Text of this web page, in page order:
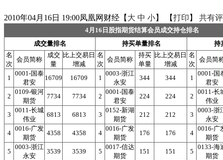
2010年04月16日 19:00凤凰网财经 【 大 中 小】 【打印 】 共有
4月16日股指期货结算会员成交持仓排名
成交量排名
持买单量排名
持
名
次
会员简称
成交
量
比上交易日
增减
名
次
会员简称
持买
单量
比上交易日
增减
名
次
会员简
1
0001-国泰
君安
16709 16709 1
0003-浙江
永安
344 344 1
0001-国
君安
2
0109-银河
期货
7734 7734 2
0001-国泰
君安
224 224 2
0011-长
伟业
3
0011-长城
伟业
6813 6813 3
0152-新湖
期货
212 212 3
0003-浙
永安
4
0016-广发
期货
4358 4358 4
0016-广发
期货
176 176 4
0016-广
期货
5
0003-浙江
永安
3539 3539 5
0017-信达
期货
151 151 5
0133-海
期货